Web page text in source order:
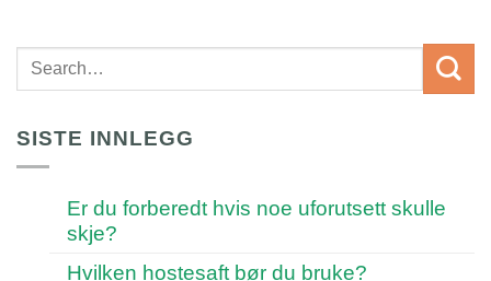
SISTE INNLEGG
Er du forberedt hvis noe uforutsett skulle
skje?
Hvilken hostesaft bør du bruke?